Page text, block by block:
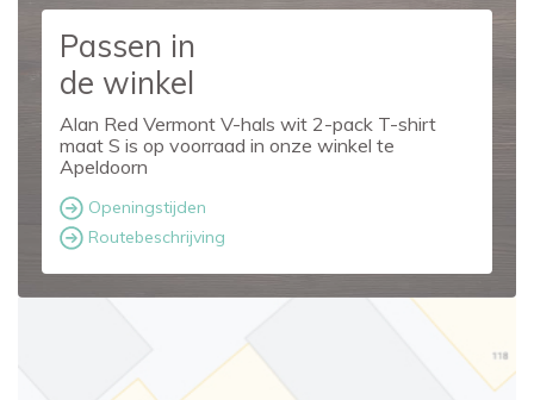
Passen in
de winkel
Alan Red Vermont V-hals wit 2-pack T-shirt
maat S is op voorraad in onze winkel te
Apeldoorn
Openingstijden
Routebeschrijving